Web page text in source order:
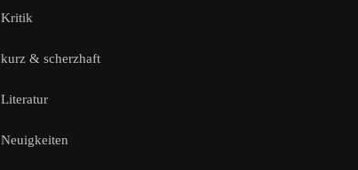
Kritik
kurz & scherzhaft
Literatur
Neuigkeiten